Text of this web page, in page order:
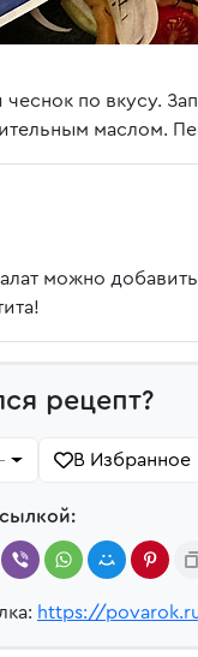
по вкусу.
маслом.
можно
рецепт?
В Избранное
https://